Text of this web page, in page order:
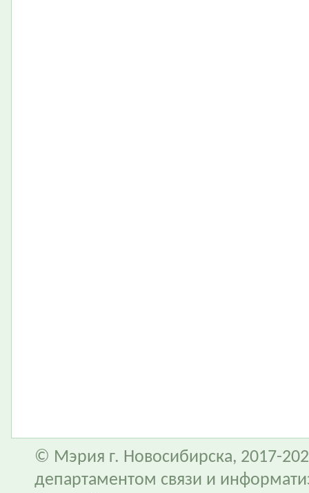
© Мэрия г. Новосибирска, 2017-
департаментом связи и